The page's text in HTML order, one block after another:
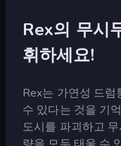
Rex의 무시
휘하세요!
Rex는 가연성 드
수 있다는 것을 기
도시를 파괴하고